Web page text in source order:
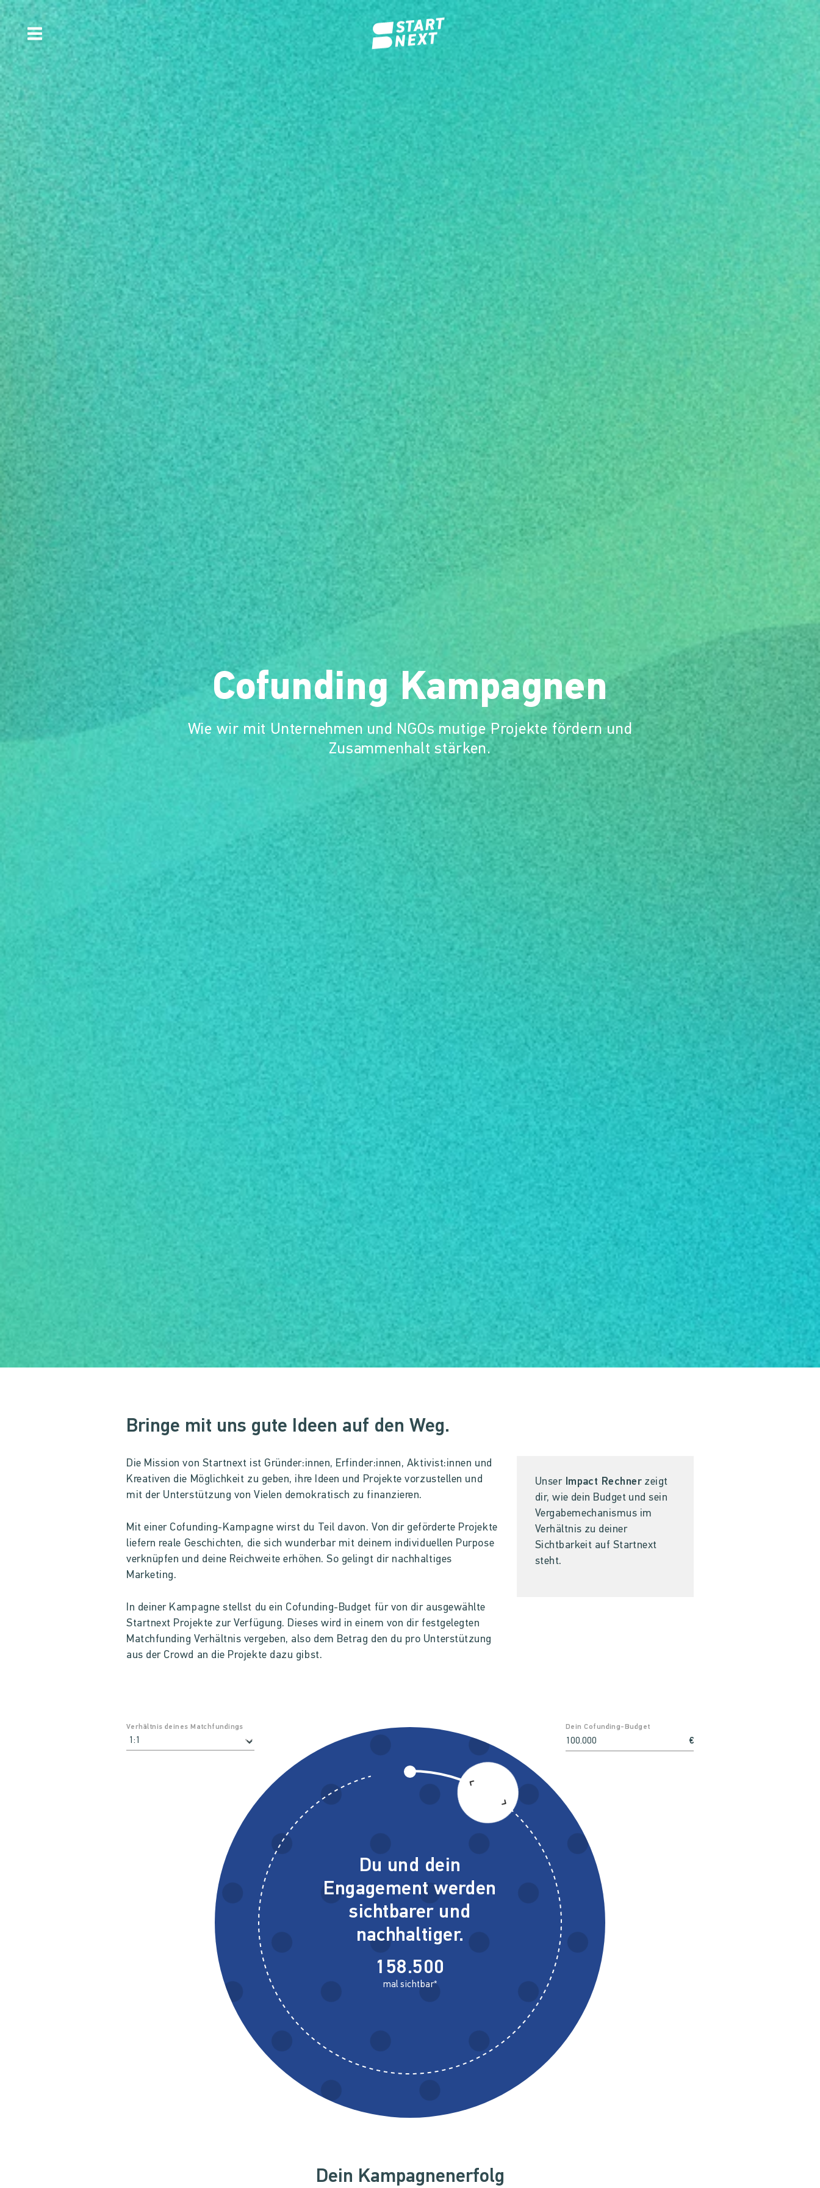
Cofunding Kampagnen
Wie wir mit Unternehmen und NGOs mutige Projekte fördern und
Zusammenhalt stärken.
Bringe mit uns gute Ideen auf den Weg.
UnserImpact Rechnerzeigt
dir, wie dein Budget und sein
Vergabemechanismus im
Verhältnis zu deiner
Sichtbarkeit auf Startnext
steht.
Die Mission von Startnext ist Gründer:innen, Erfinder:innen, Aktivist:innen und
Kreativen die Möglichkeit zu geben, ihre Ideen und Projekte vorzustellen und
mit der Unterstützung von Vielen demokratisch zu finanzieren.
Mit einer Cofunding-Kampagne wirst du Teil davon. Von dir geförderte Projekte
liefern reale Geschichten, die sich wunderbar mit deinem individuellen Purpose
verknüpfen und deine Reichweite erhöhen. So gelingt dir nachhaltiges
Marketing.
In deiner Kampagne stellst du ein Cofunding-Budget für von dir ausgewählte
Startnext Projekte zur Verfügung. Dieses wird in einem von dir festgelegten
Matchfunding Verhältnis vergeben, also dem Betrag den du pro Unterstützung
aus der Crowd an die Projekte dazu gibst.
Verhältnis deines Matchfundings Dein Cofunding-Budget
€
Du und dein
Engagement werden
sichtbarer und
nachhaltiger.
158.500
mal sichtbar*
Dein Kampagnenerfolg